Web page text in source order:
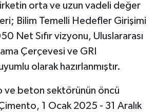
orta ve uzun vadeli değer
Bilim Temelli Hedefler Girişimi
Net Sıfır vizyonu, Uluslararası
Çerçevesi ve GRI
olarak hazırlanmıştır.
ve beton sektörünün öncü
1 Ocak 2025 - 31 Aralık